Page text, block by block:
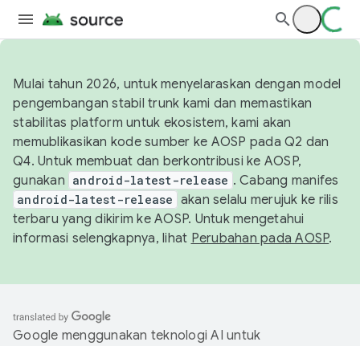
Mulai tahun 2026, untuk menyelaraskan dengan model
pengembangan stabil trunk kami dan memastikan
stabilitas platform untuk ekosistem, kami akan
memublikasikan kode sumber ke AOSP pada Q2 dan
Q4. Untuk membuat dan berkontribusi ke AOSP,
gunakan android-latest-release . Cabang manifes
android-latest-release akan selalu merujuk ke rilis
terbaru yang dikirim ke AOSP. Untuk mengetahui
informasi selengkapnya, lihat Perubahan pada AOSP.
Google menggunakan teknologi AI untuk